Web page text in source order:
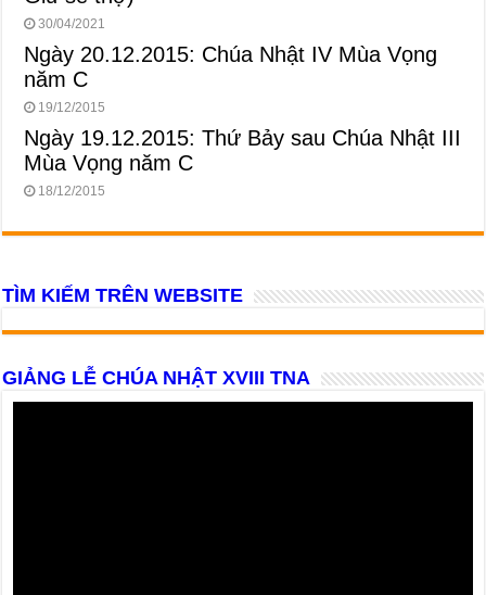
30/04/2021
Ngày 20.12.2015: Chúa Nhật IV Mùa Vọng
năm C
19/12/2015
Ngày 19.12.2015: Thứ Bảy sau Chúa Nhật III
Mùa Vọng năm C
18/12/2015
TÌM KIẾM TRÊN WEBSITE
GIẢNG LỄ CHÚA NHẬT XVIII TNA